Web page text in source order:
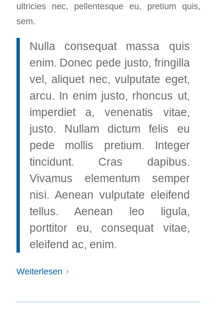
ultricies nec, pellentesque eu, pretium quis,
sem.
Nulla consequat massa quis
enim. Donec pede justo, fringilla
vel, aliquet nec, vulputate eget,
arcu. In enim justo, rhoncus ut,
imperdiet a, venenatis vitae,
justo. Nullam dictum felis eu
pede mollis pretium. Integer
tincidunt. Cras dapibus.
Vivamus elementum semper
nisi. Aenean vulputate eleifend
tellus. Aenean leo ligula,
porttitor eu, consequat vitae,
eleifend ac, enim.
Weiterlesen